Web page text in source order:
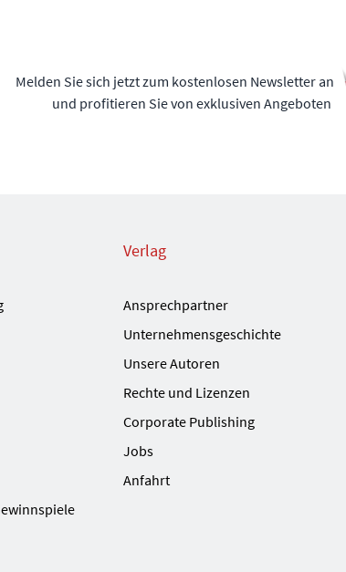
Melden Sie sich jetzt zum kostenlosen Newsletter an
und profitieren Sie von exklusiven Angeboten
Verlag
Ansprechpartner
Unternehmensgeschichte
Unsere Autoren
Rechte und Lizenzen
Corporate Publishing
Jobs
Anfahrt